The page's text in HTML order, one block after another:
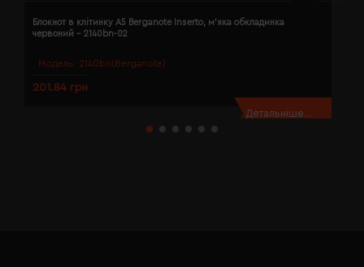
Модель: 2140bn(Berganote)
Блокнот в клітинку A5 Berganote Inserto, м'яка обкладинка
червоний - 2140bn-02
201.84 грн
Детальніше...